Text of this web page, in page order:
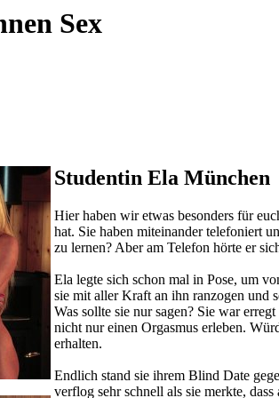
Sex
Studentin Ela München
Hier haben wir etwas besonders für
hat. Sie haben miteinander telefoniert
zu lernen? Aber am Telefon hörte er
Ela legte sich schon mal in Pose, um
sie mit aller Kraft an ihn ranzogen und
Was sollte sie nur sagen? Sie war
nicht nur einen Orgasmus erleben.
erhalten.
Endlich stand sie ihrem Blind Date
verflog sehr schnell als sie merkte,